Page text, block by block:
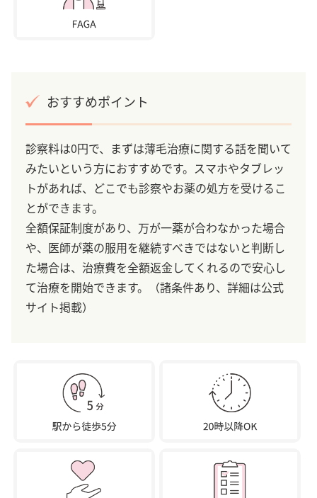
おすすめポイント
診察料は0円で、まずは薄毛治療に関する話を聞いて
みたいという方におすすめです。スマホやタブレッ
トがあれば、どこでも診察やお薬の処方を受けるこ
とができます。
全額保証制度があり、万が一薬が合わなかった場合
や、医師が薬の服用を継続すべきではないと判断し
た場合は、治療費を全額返金してくれるので安心し
て治療を開始できます。（諸条件あり、詳細は公式
サイト掲載）